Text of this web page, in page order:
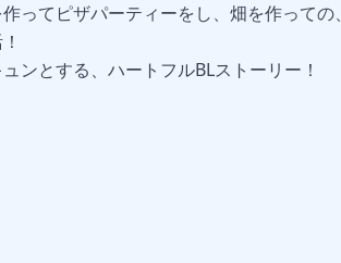
ってピザパーティーをし、畑を作っての、
ンとする、ハートフルBLストーリー！